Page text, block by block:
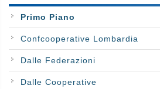
Primo Piano
Confcooperative Lombardia
Dalle Federazioni
Dalle Cooperative